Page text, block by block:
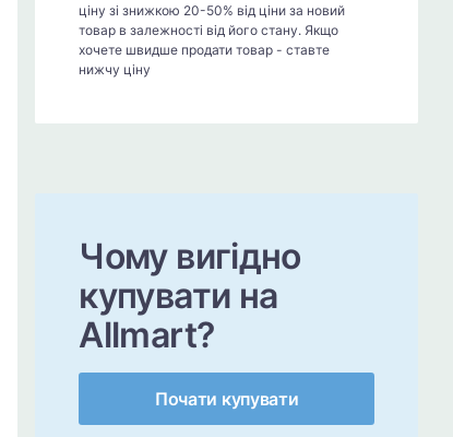
ціну зі знижкою 20-50% від ціни за новий
товар в залежності від його стану. Якщо
хочете швидше продати товар - ставте
нижчу ціну
Чому вигідно
купувати на
Allmart?
Почати купувати